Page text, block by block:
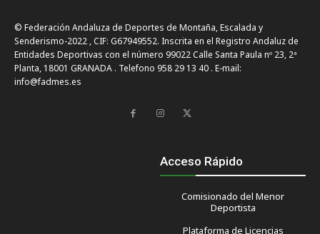
© Federación Andaluza de Deportes de Montaña, Escalada y
Senderismo-2022 , CIF: G67949552. Inscrita en el Registro Andaluz de
Entidades Deportivas con el número 99022 Calle Santa Paula nº 23, 2ª
Planta, 18001 GRANADA . Telefono 958 29 13 40 . E-mail:
info@fadmes.es
Acceso Rápido
Comisionado del Menor
Deportista
Plataforma de Licencias